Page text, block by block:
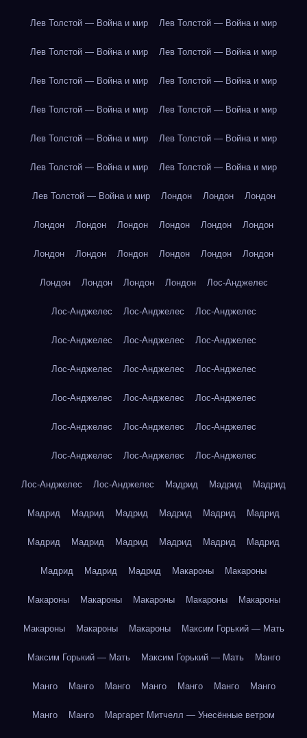
Лев Толстой — Война и мир Лев Толстой — Война и мир
Лев Толстой — Война и мир Лев Толстой — Война и мир
Лев Толстой — Война и мир Лев Толстой — Война и мир
Лев Толстой — Война и мир Лев Толстой — Война и мир
Лев Толстой — Война и мир Лев Толстой — Война и мир
Лев Толстой — Война и мир Лев Толстой — Война и мир
Лев Толстой — Война и мир Лондон Лондон Лондон
Лондон Лондон Лондон Лондон Лондон Лондон
Лондон Лондон Лондон Лондон Лондон Лондон
Лондон Лондон Лондон Лондон Лос-Анджелес
Лос-Анджелес Лос-Анджелес Лос-Анджелес
Лос-Анджелес Лос-Анджелес Лос-Анджелес
Лос-Анджелес Лос-Анджелес Лос-Анджелес
Лос-Анджелес Лос-Анджелес Лос-Анджелес
Лос-Анджелес Лос-Анджелес Лос-Анджелес
Лос-Анджелес Лос-Анджелес Лос-Анджелес
Лос-Анджелес Лос-Анджелес Мадрид Мадрид Мадрид
Мадрид Мадрид Мадрид Мадрид Мадрид Мадрид
Мадрид Мадрид Мадрид Мадрид Мадрид Мадрид
Мадрид Мадрид Мадрид Макароны Макароны
Макароны Макароны Макароны Макароны Макароны
Макароны Макароны Макароны Максим Горький — Мать
Максим Горький — Мать Максим Горький — Мать Манго
Манго Манго Манго Манго Манго Манго Манго
Манго Манго Маргарет Митчелл — Унесённые ветром